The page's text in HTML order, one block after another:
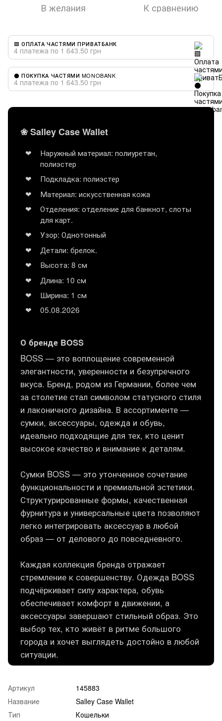
В желания К сравнению
🟩 ОПЛАТА ЧАСТЯМИ ПРИВАТБАНК
4 платежа по 1 643.50 грн
⚫ ПОКУПКА ЧАСТЯМИ MONOBANK
4 платежа по 1 643.50 грн
❀ Salley Case Wallet
Наружный материал: полиуретан,
полиэстер
Подкладка: полиэстер
Материал: искусственная кожа
Отделения: отделение для банкнот, слоты
для карт.
Узор: Однотонный
Детали: брелок.
Высота: 8 см
Длина: 10 см
Ширина: 1 см
05.08.2026
О бренде BOSS
BOSS — это воплощение современной
элегантности, уверенности и безупречного
вкуса. Бренд, родом из Германии, более чем
за столетие стал символом статусного стиля
и лаконичного дизайна. В ассортименте —
сумки, аксессуары, одежда и обувь,
идеально подходящие для тех, кто ценит
высокое качество и внимание к деталям.
Сумки BOSS — это утонченное сочетание
функциональности и премиальной эстетики.
Структурированные формы, качественная
фурнитура и универсальные цвета позволяют
легко интегрировать аксессуар в любой
образ — от делового до повседневного.
Каждая коллекция бренда отражает
стремление к совершенству. Одежда BOSS
подчёркивает силу характера, обувь
обеспечивает комфорт в движении, а
аксессуары завершают стильный образ. Это
выбор тех, кто живёт в ритме большого
города и хочет выглядеть достойно в любой
ситуации.
Артикул
145883
Название
Salley Case Wallet
Тип
Кошельки